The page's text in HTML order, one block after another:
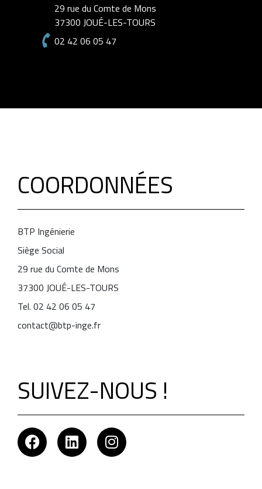
29 rue du Comte de Mons
37300 JOUÉ-LES-TOURS
02 42 06 05 47
COORDONNÉES
BTP Ingénierie
Siège Social
29 rue du Comte de Mons
37300 JOUÉ-LES-TOURS
Tel. 02 42 06 05 47
contact@btp-inge.fr
SUIVEZ-NOUS !